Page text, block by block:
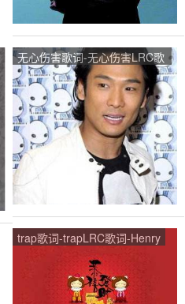
无心伤害歌词-无心伤害LRC歌
词-杜德伟
trap歌词-trapLRC歌词-Henry